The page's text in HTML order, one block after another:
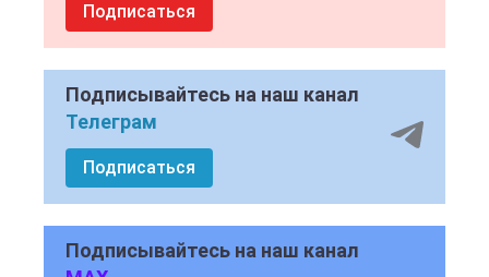
Подписаться
Подписывайтесь на наш канал
Телеграм
Подписаться
Подписывайтесь на наш канал